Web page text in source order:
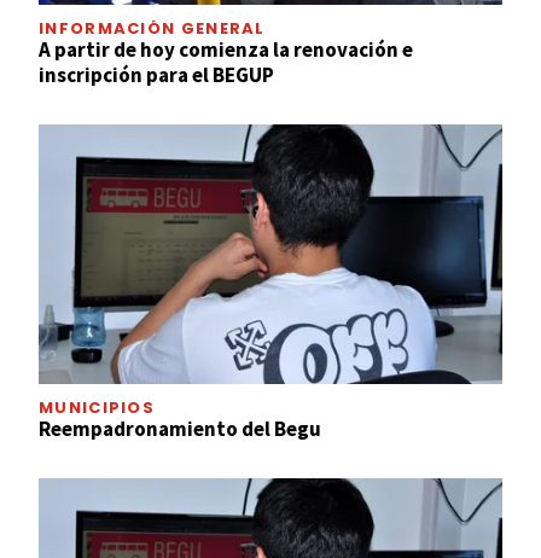
INFORMACIÓN GENERAL
A partir de hoy comienza la renovación e
inscripción para el BEGUP
MUNICIPIOS
Reempadronamiento del Begu